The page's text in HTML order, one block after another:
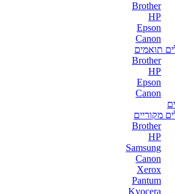
Brother
HP
Epson
Canon
תואמים
Brother
HP
Epson
Canon
מקוריים
Brother
HP
Samsung
Canon
Xerox
Pantum
Kyocera